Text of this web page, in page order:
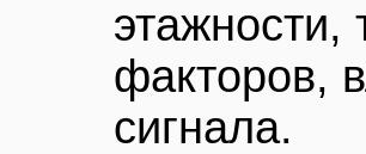
этажности,
факторов,
сигнала.